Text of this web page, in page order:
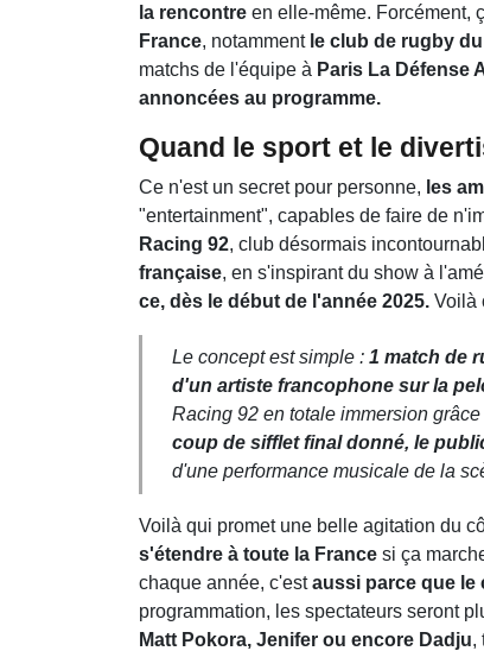
la rencontre en elle-même. Forcément,
France, notamment le club de rugby
matchs de l'équipe à Paris La Défense
annoncées au programme.
Quand le sport et le
Ce n'est un secret pour personne, les
"entertainment", capables de faire de
Racing 92, club désormais
française, en s'inspirant du show à
ce, dès le début de l'année 2025. Voilà
Le concept est simple : 1 match de
d'un artiste francophone sur la
Racing 92 en totale immersion
coup de sifflet final donné, le
d'une performance musicale de la
Voilà qui promet une belle agitation du
s'étendre à toute la France si ça
chaque année, c'estaussi parce que
programmation, les spectateurs seront
Matt Pokora, Jenifer ou encore Dadju,